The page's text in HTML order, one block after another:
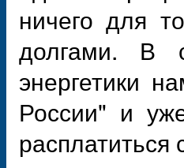
ничего для
долгами. В
энергетики
России" и
расплатиться